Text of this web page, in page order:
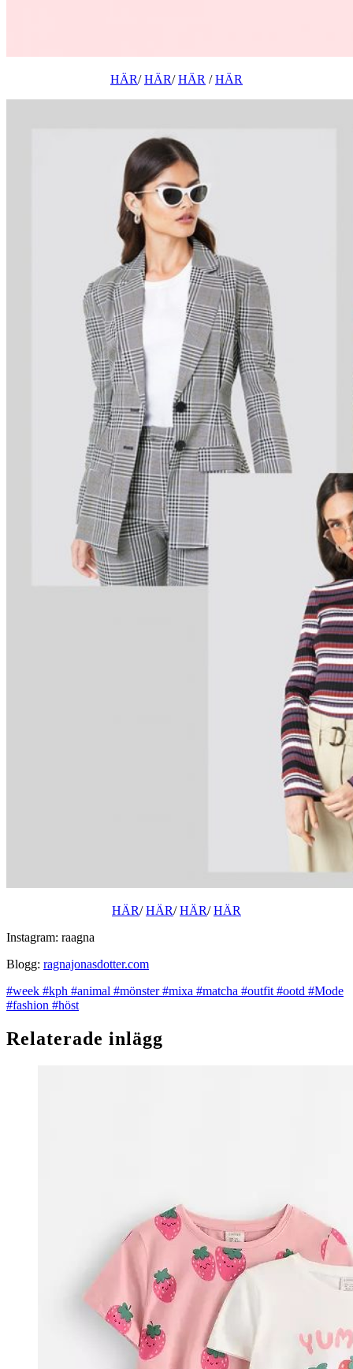
HÄR/HÄR/HÄR /HÄR
HÄR/HÄR/HÄR/HÄR
Instagram: raagna
Blogg: ragnajonasdotter.com
#week #kph #animal #mönster#mixa #matcha #outfit#ootd #Mode
#fashion #höst
Relaterade inlägg